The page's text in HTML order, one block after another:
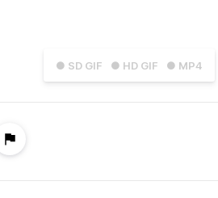
● SD GIF ● HD GIF ● MP4